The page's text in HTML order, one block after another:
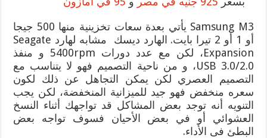
Samsung M3 يأتي بعدة سعات تخزينية منها 500 جيجا
أو 1 أو 2 تيرا بايت. الهارد ديسك مشابه لهارد Seagate
Expansion، لكن مع عدد دورات 5400rpm و منفذ
USB 3.0/2.0، و من ناحية التصميم فهو لا يتناسب مع
التصميم العصري لكن يمكن التجاهل عن ذلك لكون
سعره منخفض فهو جيد للميزانية المنخفضة، لكن يجب
التنويه أنه توجد بعض المشاكل قد تواجهك أثناء النسخ
العشوائي أو في بعض الأحيان فسوف تواجه بعض
البطئ فى الأداء.